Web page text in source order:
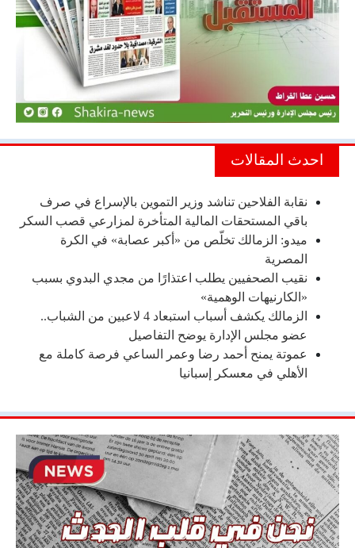
احدث المقالات
نقابة الفلاحين تناشد وزير التموين بالإسراع في صرف
باقي المستحقات المالية المتأخرة لمزارعي قصب السكر
ميدو: الزمالك تخلّص من «أكبر عصابة» في الكرة
المصرية
نقيب الصحفيين يطلب اعتذارًا من مجدي البدوي بسبب
«الكارنيهات الوهمية»
الزمالك يكشف أسباب استبعاد 4 لاعبين من الشباب..
عضو مجلس الإدارة يوضح التفاصيل
عموتة يمنح أحمد رضا وعمر الساعي فرصة كاملة مع
الأهلي في معسكر إسبانيا